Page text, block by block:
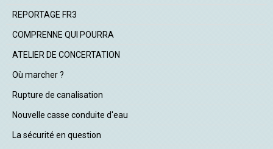
REPORTAGE FR3
COMPRENNE QUI POURRA
ATELIER DE CONCERTATION
Où marcher ?
Rupture de canalisation
Nouvelle casse conduite d'eau
La sécurité en question